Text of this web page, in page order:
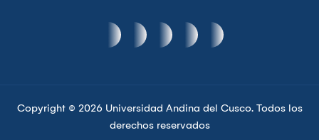
Copyright © 2026 Universidad Andina del Cusco. Todos los
derechos reservados